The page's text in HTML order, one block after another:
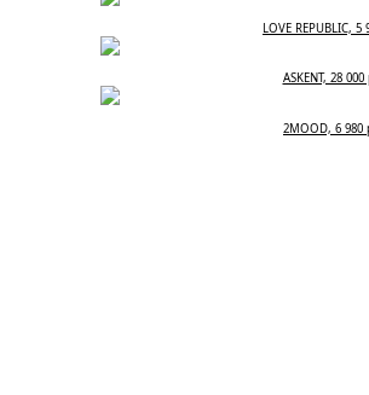
LOVE REPUBLIC, 5
ASKENT, 28 000
2MOOD, 6 980